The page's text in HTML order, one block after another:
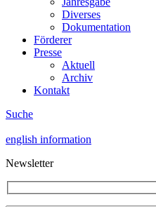
Diverses
Dokumentation
Förderer
Presse
Aktuell
Archiv
Kontakt
Suche
english information
Newsletter